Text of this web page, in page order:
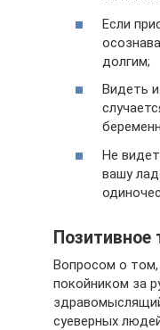
Если
долгим;
Видеть
Не
вашу
Позитивное
Вопросом о том,
покойником за
суеверных